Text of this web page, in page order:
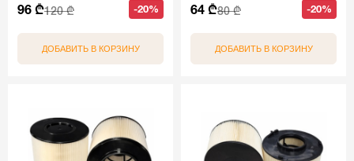
96 ₾120 ₾ -20%
ДОБАВИТЬ В КОРЗИНУ
64 ₾80 ₾ -20%
ДОБАВИТЬ В КОРЗИНУ